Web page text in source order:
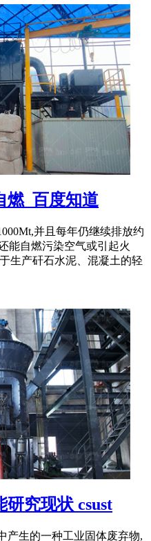
燃_百度知道
并且每年仍继续排放约
能自燃污染空气或引起火
生产矸石水泥、混凝土的轻
究现状 csust
产生的一种工业固体废弃物,